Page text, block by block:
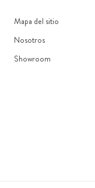
Mapa del sitio
Nosotros
Showroom